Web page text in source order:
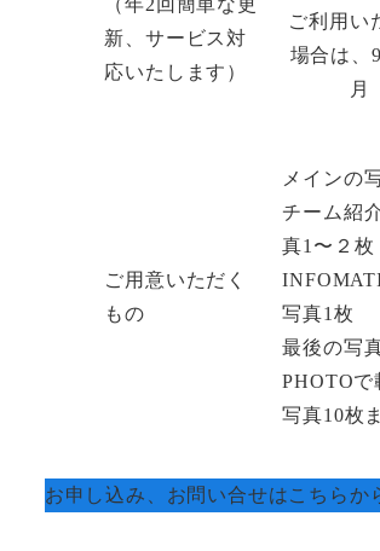
新、サービス対
応いたします）
ご利用い
場合は、
月
ご用意いただく
もの
メインの
チーム紹
真1〜２枚
写真1枚
最後の写
PHOTOで
写真10枚
お申し込み、お問い合せはこちらか